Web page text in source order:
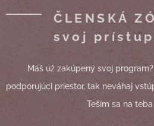
ČLENSKÁ
svoj
Máš už zakúpený svoj
podporujúci priestor, tak neváhaj
Teším sa na